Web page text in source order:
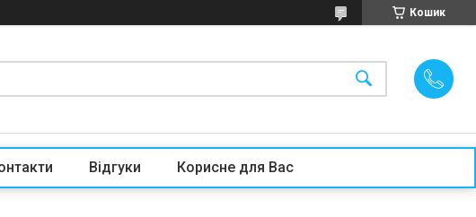
Кошик
Відгуки Корисне для Вас